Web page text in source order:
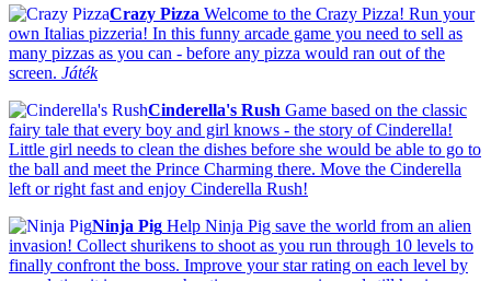
Crazy Pizza Welcome to the Crazy Pizza! Run your
own Italias pizzeria! In this funny arcade game you need to sell as
many pizzas as you can - before any pizza would ran out of the
screen. Játék
Cinderella's Rush Game based on the classic
fairy tale that every boy and girl knows - the story of Cinderella!
Little girl needs to clean the dishes before she would be able to go to
the ball and meet the Prince Charming there. Move the Cinderella
left or right fast and enjoy Cinderella Rush!
Ninja Pig Help Ninja Pig save the world from an alien
invasion! Collect shurikens to shoot as you run through 10 levels to
finally confront the boss. Improve your star rating on each level by